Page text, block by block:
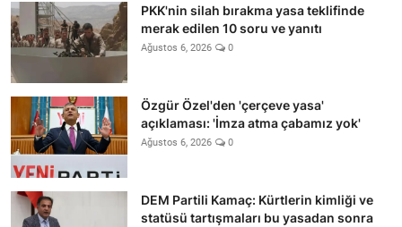
PKK'nin silah bırakma yasa teklifinde
merak edilen 10 soru ve yanıtı
Ağustos 6, 2026 0
Özgür Özel'den 'çerçeve yasa'
açıklaması: 'İmza atma çabamız yok'
Ağustos 6, 2026 0
DEM Partili Kamaç: Kürtlerin kimliği ve
statüsü tartışmaları bu yasadan sonra